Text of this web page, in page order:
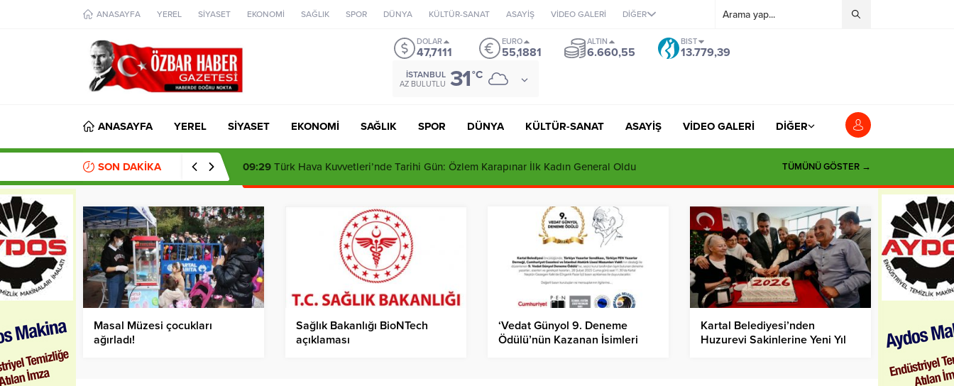
ANASAYFA YEREL SİYASET EKONOMİ SAĞLIK SPOR DÜNYA KÜLTÜR-SANAT ASAYİŞ VİDEO GALERİ DİĞER
DOLAR
47,7111
EURO
55,1881
ALTIN
6.660,55
BIST
13.779,39
İSTANBUL
AZ BULUTLU 31°C
ANASAYFA YEREL SİYASET EKONOMİ SAĞLIK SPOR DÜNYA KÜLTÜR-SANAT ASAYİŞ VİDEO GALERİ DİĞER
SON DAKİKA 09:29 Türk Hava Kuvvetleri’nde Tarihi Gün: Özlem Karapınar İlk Kadın General Oldu TÜMÜNÜ GÖSTER →
Masal Müzesi çocukları
ağırladı!
Sağlık Bakanlığı BioNTech
açıklaması
‘Vedat Günyol 9. Deneme
Ödülü’nün Kazanan İsimleri
Kartal Belediyesi’nden
Huzurevi Sakinlerine Yeni Yıl